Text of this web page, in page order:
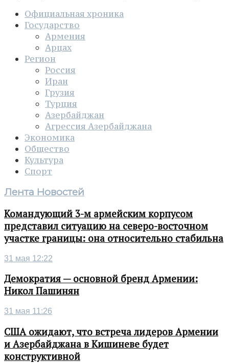
Официальная хроника
Государство
Армения
Арцах
Регион
Россия
Иран
Грузия
Турция
Азербайджан
Агрессия Азербайджана
Экономика
Общество
Культура
Спорт
Лента Новостей
Командующий 3-м армейским корпусом
представил ситуацию на северо-восточном
участке границы: она относительно стабильна
31 мая 12:22
Демократия — основной бренд Армении:
Никол Пашинян
31 мая 11:26
США ожидают, что встреча лидеров Армении
и Азербайджана в Кишиневе будет
конструктивной